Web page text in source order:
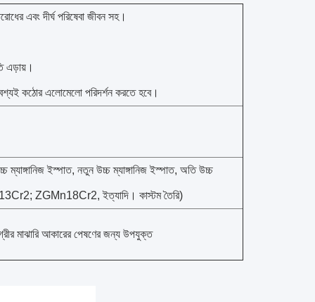
এবং দীর্ঘ পরিষেবা জীবন সহ।
এড়ায়।
কঠোর এলোমেলো পরিদর্শন করতে হবে।
ম্যাঙ্গানিজ ইস্পাত, নতুন উচ্চ ম্যাঙ্গানিজ ইস্পাত, অতি উচ্চ
ZGMn18Cr2, ইত্যাদি। কাস্টম তৈরি)
মাঝারি আকারের পেষণের জন্য উপযুক্ত